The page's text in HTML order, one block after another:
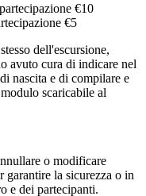
€10
€5
dell'escursione,
avuto cura di indicare nel
nascita e di compilare e
scaricabile al
o modificare
garantire la sicurezza o in
e dei partecipanti.